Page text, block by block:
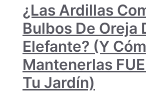
¿Las Ardillas
Bulbos De Oreja
Elefante? (y
Mantenerlas
Tu Jardín)